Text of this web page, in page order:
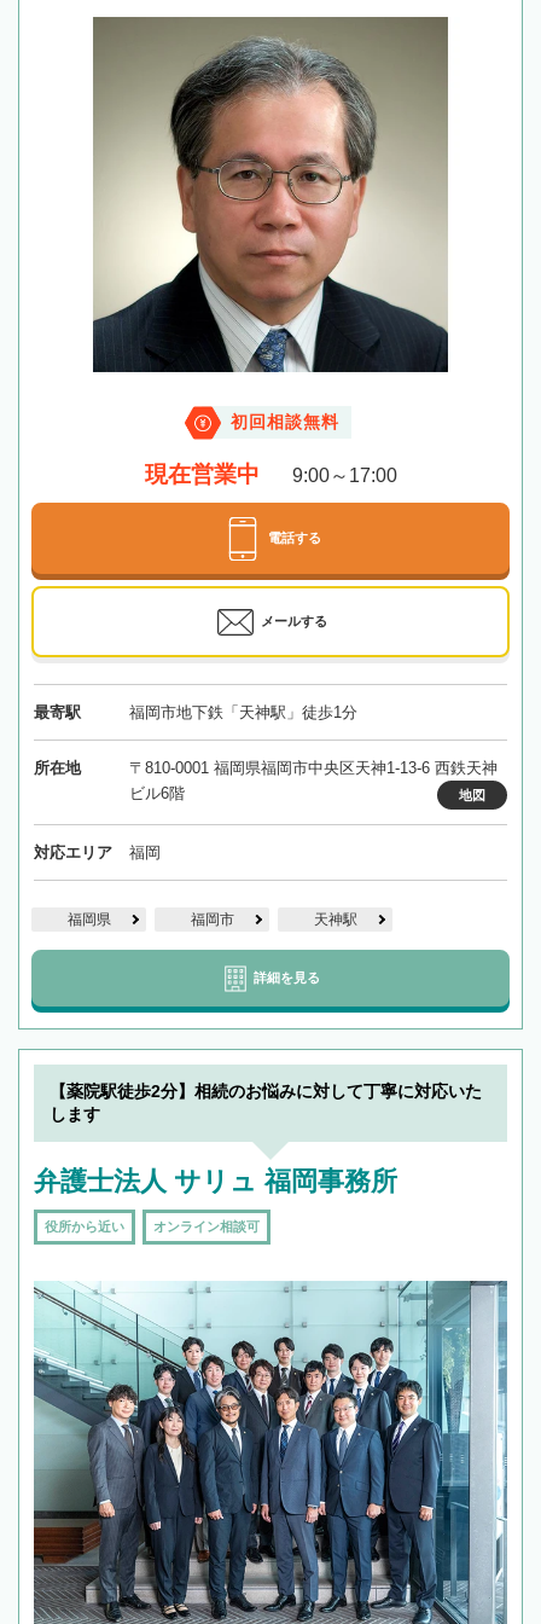
初回相談無料
現在営業中 9:00～17:00
電話する
メールする
最寄駅 福岡市地下鉄「天神駅」徒歩1分
所在地
〒810-0001 福岡県福岡市中央区天神1-13-6 西鉄天神
ビル6階
地図
対応エリア 福岡
福岡県 福岡市 天神駅
詳細を見る
【薬院駅徒歩2分】相続のお悩みに対して丁寧に対応いた
します
弁護士法人 サリュ 福岡事務所
役所から近い オンライン相談可